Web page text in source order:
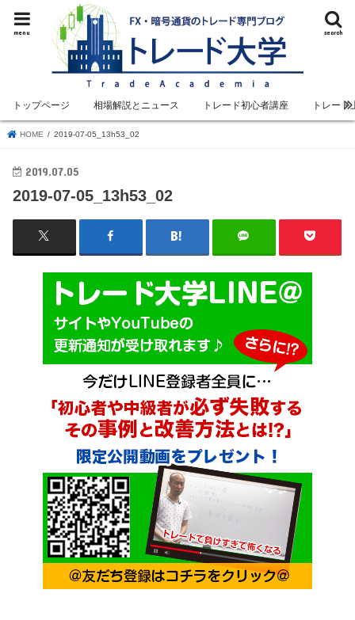
search
menu
トップページ 相場解説とニュース トレード初心者講座 トレード
HOME 2019-07-05_13h53_02
2019.07.05
2019-07-05_13h53_02